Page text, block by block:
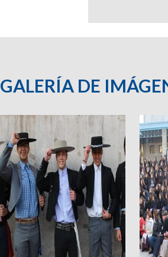
GALERÍA DE